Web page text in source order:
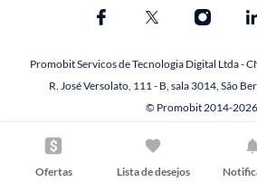
Ofertas Lista de desejos
Promobit Servicos de Tecnologia Digital Ltda -
R. José Versolato, 111 - B, sala 3014, São
© Promobit 2014-2026